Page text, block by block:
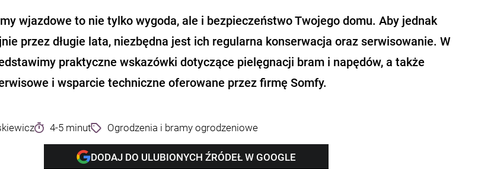
wjazdowe to nie tylko wygoda, ale i bezpieczeństwo Twojego domu. Aby jednak
przez długie lata, niezbędna jest ich regularna konserwacja oraz serwisowanie. W
praktyczne wskazówki dotyczące pielęgnacji bram i napędów, a także
i wsparcie techniczne oferowane przez firmę Somfy.
4-5 minut Ogrodzenia i bramy ogrodzeniowe
DODAJ DO ULUBIONYCH ŹRÓDEŁ W GOOGLE